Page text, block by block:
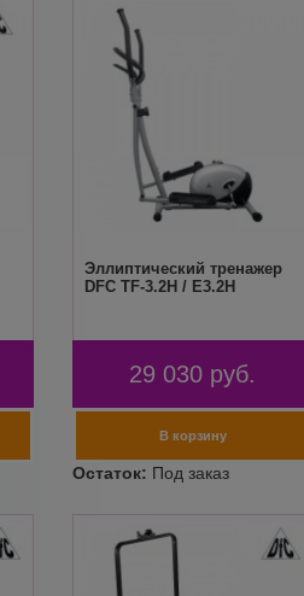
Эллиптический тренажер
DFC TF-3.2H / E3.2H
29 030 руб.